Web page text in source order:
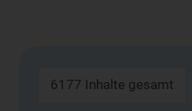
6177 Inhalte gesamt